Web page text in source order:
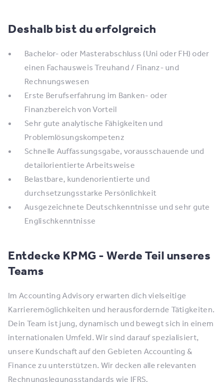
Deshalb bist du erfolgreich
​​Bachelor- oder Masterabschluss (Uni oder FH) oder
einen Fachausweis Treuhand / Finanz- und
Rechnungswesen
​​Erste Berufserfahrung im Banken- oder
Finanzbereich von Vorteil
​​Sehr gute analytische Fähigkeiten und
Problemlösungskompetenz
​​Schnelle Auffassungsgabe, vorausschauende und
detailorientierte Arbeitsweise
​​Belastbare, kundenorientierte und
durchsetzungsstarke Persönlichkeit
​​Ausgezeichnete Deutschkenntnisse und sehr gute
Englischkenntnisse​
Entdecke KPMG - Werde Teil unseres
Teams
Im Accounting Advisory erwarten dich vielseitige
Karrieremöglichkeiten und herausfordernde Tätigkeiten.
Dein Team ist jung, dynamisch und bewegt sich in einem
internationalen Umfeld. Wir sind darauf spezialisiert,
unsere Kundschaft auf den Gebieten Accounting &
Finance zu unterstützen. Wir decken alle relevanten
Rechnungslegungsstandards wie IFRS,